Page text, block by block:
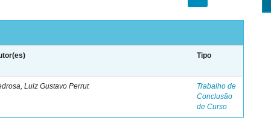
Tipo
Luiz Gustavo Perrut
Trabalho de
Conclusão
de Curso